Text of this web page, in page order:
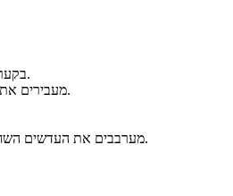
בקערה מערבבים את שמן הזית, הפפריקה והמלח, מוסיפים את הבטטות החתוכות ומערבבים היטב כך שכל הבטטות תכוסנה בשמן.
מעבירים את הבטטות למגש מכוסה בנייר אפייה ומכניסים לתנור שחומם מראש למשך כ- 20 דקות עד שהן אפויות היטב. מוציאים ומקררים.
מערבבים את העדשים השחורות עם הבורגול, מוסיפים את המלח, הפלפל השחור ושמן הזית, מוסיפים גם את הבטטות, מערבבים ומקשטים בכוסברה מעל.